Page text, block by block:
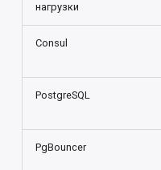
нагрузки
Consul
PostgreSQL
PgBouncer